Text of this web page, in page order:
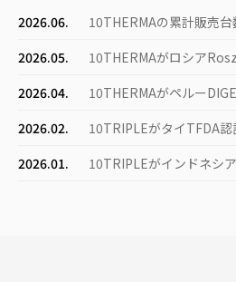
2026.06.
10THERMAの累計販売
2026.05.
10THERMAがロシア
2026.04.
10THERMAがペルー
2026.02.
10TRIPLEがタイTFDA
2026.01.
10TRIPLEがインドネシ